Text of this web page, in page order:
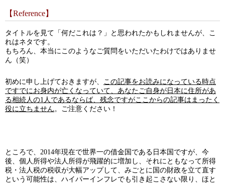
【Reference】
タイトルを見て「何だこれは？」と思われたかもしれませんが、こ
れはネタです。
もちろん、本当にこのようなご質問をいただいたわけではありませ
ん（笑）
初めに申し上げておきますが、 この記事をお読みになっている時点
ですでにお身内が亡くなっていて、あなたご自身が日本に住所があ
る相続人の1人であるならば、残念ですがここからの記事はまったく
役に立ちません。ご注意ください！
ところで、2014年現在で世界一の借金国である日本国ですが、今
後、個人所得や法人所得が飛躍的に増加し、それにともなって所得
税・法人税の税収が大幅アップして、みごとに国の財政を立て直す
という可能性は、ハイパーインフレでも引き起こさない限り、ほと